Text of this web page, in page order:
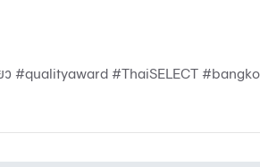
#qualityaward #ThaiSELECT